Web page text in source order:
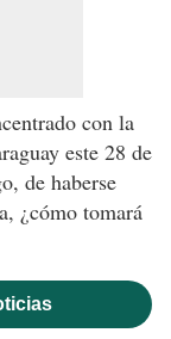
con la
este 28 de
de haberse
¿cómo tomará